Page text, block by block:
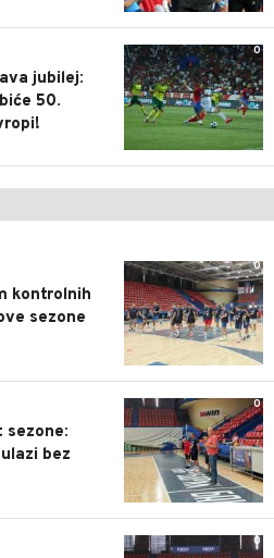
0
jubilej:
50.
0
kontrolnih
sezone
0
bez
0